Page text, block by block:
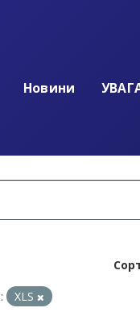
Новини
XLS